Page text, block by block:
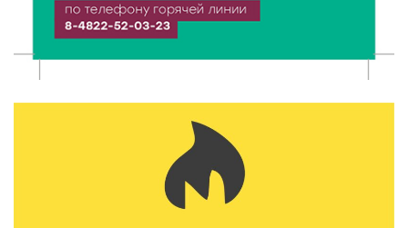
8 Авг 2026 12:12 1242
Более 40 миллионов на металлургию получил бизнес
От теории до практики: в детских лагерях Тверской
области проходят «Дни безопасности»